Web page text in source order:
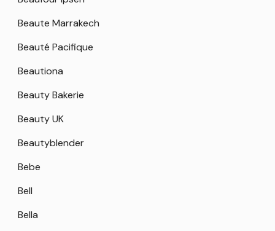
Beaute Marrakech
Beauté Pacifique
Beautiona
Beauty Bakerie
Beauty UK
Beautyblender
Bebe
Bell
Bella